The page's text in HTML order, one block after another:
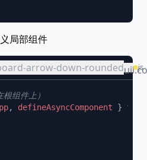
局部组件
arrow-down-rounded js
, defineAsyncComponent } from